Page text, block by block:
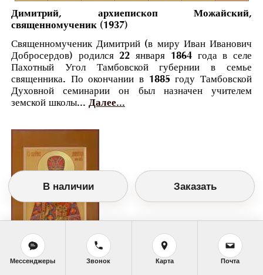
Димитрий, архиепископ Можайский,
священномученик (1937)
Священномученик Димитрий (в миру Иван Иванович
Добросердов) родился 22 января 1864 года в селе
Пахотный Угол Тамбовской губернии в семье
священника. По окончании в 1885 году Тамбовской
Духовной семинарии он был назначен учителем
земской школы... Далее...
В наличии Заказать
Мессенджеры Звонок Карта Почта